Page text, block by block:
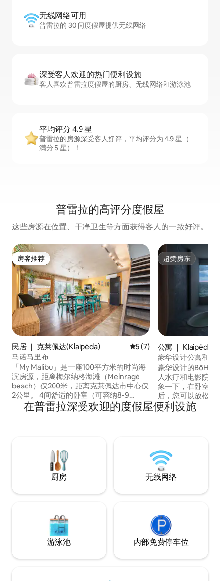
无线网络可用
普雷拉的 30 间度假屋提供无线网络
深受客人欢迎的热门便利设施
客人喜欢普雷拉度假屋的厨房、无线网络和游泳池
平均评分 4.9 星
普雷拉的房源深受客人好评，平均评分为 4.9 星（
满分 5 星）！
普雷拉的高评分度假屋
这些房源在位置、干净卫生等方面获得客人的一致好评。
房客推荐
房客推荐
民居 ｜ 克莱佩达(Klaipėda) 平均评分 5 分（满分 5 分）
5 (7)
马诺马里布
「My Malibu」是一座100平方米的时尚海
滨房源，距离梅尔纳格海滩（Melnragė
beach）仅200米，距离克莱佩达市中心仅
2公里。 4间舒适的卧室（可容纳8-9
人）； 2个卫生间； 宽敞的客厅，配有全
景窗； 厨房设施齐备； 甚至有两个露台；
假入住，全年适合度假！
超赞房东
超赞房东
公寓 ｜ Klaipėdos
豪华设计公寓和水
Nida
豪华设计的
人水疗和电影院，
象一下，在卧室的
后，您可以放松身
满泡沫，打开电影
松中。 享受舒适的62平方米公寓、宽敞的
滩。
在普雷拉深受欢迎的度假屋便利设施
厨房 无线网络
游泳池 内部免费停车位